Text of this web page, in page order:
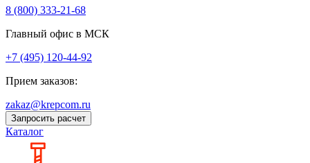
8 (800) 333‑21-68
Главный офис в МСК
+7 (495) 120-44-92
Прием заказов:
zakaz@krepcom.ru
Запросить расчет
Каталог